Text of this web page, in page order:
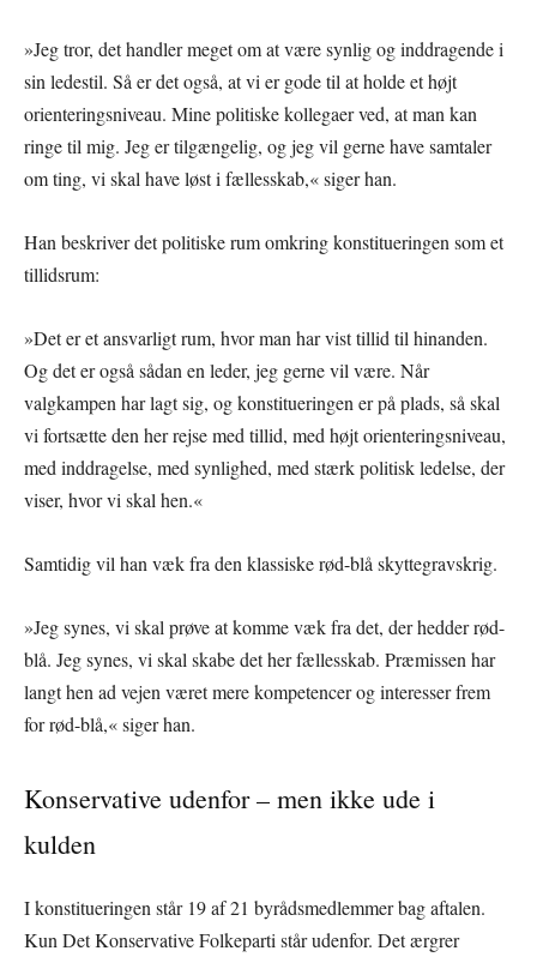
»Jeg tror, det handler meget om at være synlig og inddragende i
sin ledestil. Så er det også, at vi er gode til at holde et højt
orienteringsniveau. Mine politiske kollegaer ved, at man kan
ringe til mig. Jeg er tilgængelig, og jeg vil gerne have samtaler
om ting, vi skal have løst i fællesskab,« siger han.
Han beskriver det politiske rum omkring konstitueringen som et
tillidsrum:
»Det er et ansvarligt rum, hvor man har vist tillid til hinanden.
Og det er også sådan en leder, jeg gerne vil være. Når
valgkampen har lagt sig, og konstitueringen er på plads, så skal
vi fortsætte den her rejse med tillid, med højt orienteringsniveau,
med inddragelse, med synlighed, med stærk politisk ledelse, der
viser, hvor vi skal hen.«
Samtidig vil han væk fra den klassiske rød-blå skyttegravskrig.
»Jeg synes, vi skal prøve at komme væk fra det, der hedder rød-
blå. Jeg synes, vi skal skabe det her fællesskab. Præmissen har
langt hen ad vejen været mere kompetencer og interesser frem
for rød-blå,« siger han.
Konservative udenfor – men ikke ude i
kulden
I konstitueringen står 19 af 21 byrådsmedlemmer bag aftalen.
Kun Det Konservative Folkeparti står udenfor. Det ærgrer